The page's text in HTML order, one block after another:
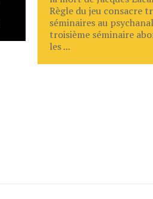
Règle du jeu consacre
séminaires au
troisième séminaire
les ...